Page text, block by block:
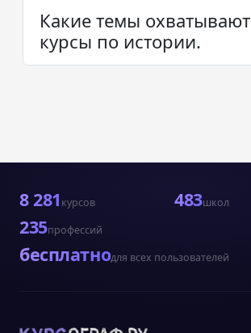
Какие темы охватывают
курсы по истории.
8 281 курсов 483школ
235профессий
бесплатнодля всех пользователей